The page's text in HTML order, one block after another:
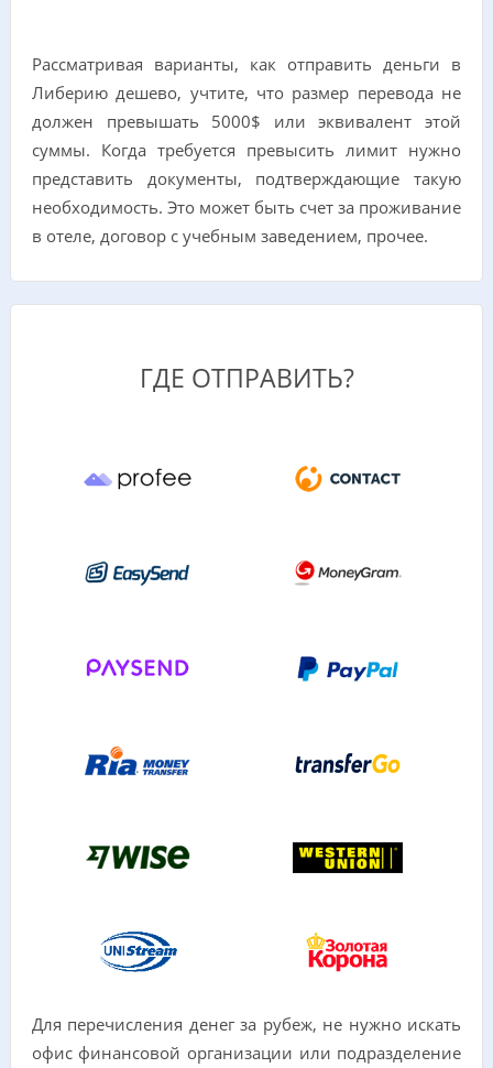
Рассматривая варианты, как отправить деньги в
Либерию дешево, учтите, что размер перевода не
должен превышать 5000$ или эквивалент этой
суммы. Когда требуется превысить лимит нужно
представить документы, подтверждающие такую
необходимость. Это может быть счет за проживание
в отеле, договор с учебным заведением, прочее.
ГДЕ ОТПРАВИТЬ?
Для перечисления денег за рубеж, не нужно искать
офис финансовой организации или подразделение